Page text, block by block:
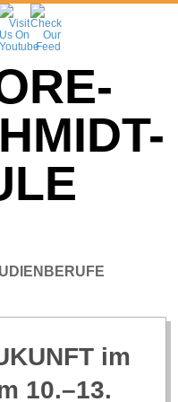
im
10.–13.